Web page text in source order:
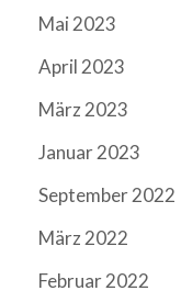
Mai 2023
April 2023
März 2023
Januar 2023
September 2022
März 2022
Februar 2022